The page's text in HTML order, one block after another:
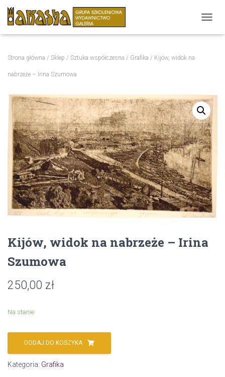
R
N
A
W
I
G
A
C
J
Ę
Strona główna / Sklep / Sztuka współczesna / Grafika / Kijów, widok na
nabrzeże – Irina Szumowa
Kijów, widok na nabrzeże – Irina
Szumowa
250,00 zł
Na stanie
DODAJ DO KOSZYKA
Kategoria: Grafika